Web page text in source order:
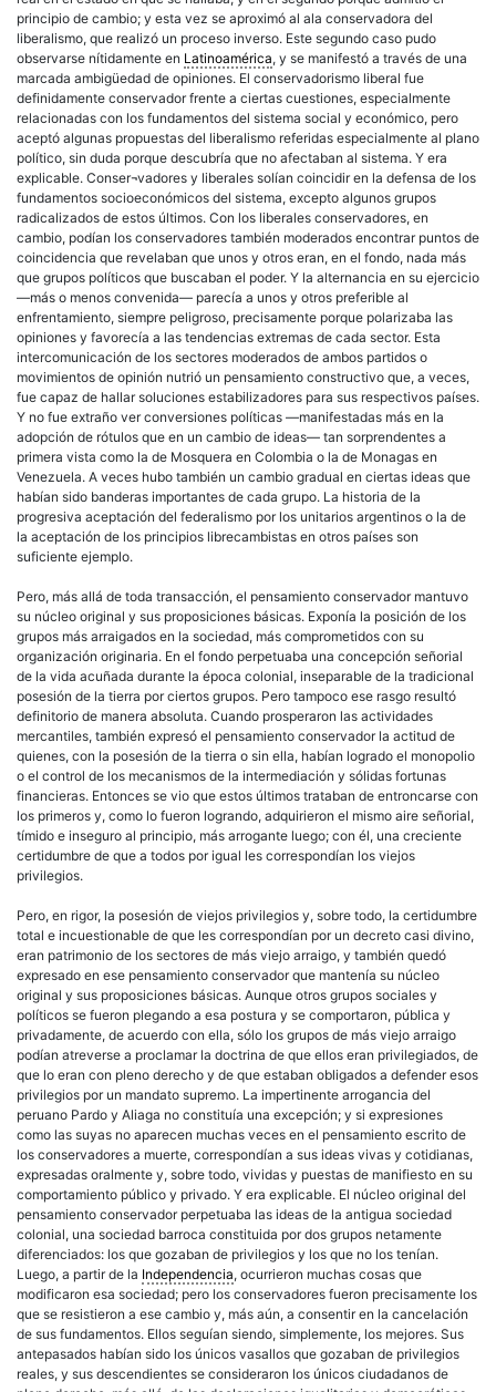
principio de cambio; y esta vez se aproximó al ala conservadora del
liberalismo, que realizó un proceso inverso. Este segundo caso pudo
observarse nítidamente en Latinoamérica, y se manifestó a través de una
marcada ambigüedad de opiniones. El conservadorismo liberal fue
definidamente conservador frente a ciertas cuestiones, especialmente
relacionadas con los fundamentos del sistema social y económico, pero
aceptó algunas propuestas del liberalismo referidas especialmente al plano
político, sin duda porque descubría que no afectaban al sistema. Y era
explicable. Conser¬vadores y liberales solían coincidir en la defensa de los
fundamentos socioeconómicos del sistema, excepto algunos grupos
radicalizados de estos últimos. Con los liberales conservadores, en
cambio, podían los conservadores también moderados encontrar puntos de
coincidencia que revelaban que unos y otros eran, en el fondo, nada más
que grupos políticos que buscaban el poder. Y la alternancia en su ejercicio
—más o menos convenida— parecía a unos y otros preferible al
enfrentamiento, siempre peligroso, precisamente porque polarizaba las
opiniones y favorecía a las tendencias extremas de cada sector. Esta
intercomunicación de los sectores moderados de ambos partidos o
movimientos de opinión nutrió un pensamiento constructivo que, a veces,
fue capaz de hallar soluciones estabilizadores para sus respectivos países.
Y no fue extraño ver conversiones políticas —manifestadas más en la
adopción de rótulos que en un cambio de ideas— tan sorprendentes a
primera vista como la de Mosquera en Colombia o la de Monagas en
Venezuela. A veces hubo también un cambio gradual en ciertas ideas que
habían sido banderas importantes de cada grupo. La historia de la
progresiva aceptación del federalismo por los unitarios argentinos o la de
la aceptación de los principios librecambistas en otros países son
suficiente ejemplo.
Pero, más allá de toda transacción, el pensamiento conservador mantuvo
su núcleo original y sus proposiciones básicas. Exponía la posición de los
grupos más arraigados en la sociedad, más comprometidos con su
organización originaria. En el fondo perpetuaba una concepción señorial
de la vida acuñada durante la época colonial, inseparable de la tradicional
posesión de la tierra por ciertos grupos. Pero tampoco ese rasgo resultó
definitorio de manera absoluta. Cuando prosperaron las actividades
mercantiles, también expresó el pensamiento conservador la actitud de
quienes, con la posesión de la tierra o sin ella, habían logrado el monopolio
o el control de los mecanismos de la intermediación y sólidas fortunas
financieras. Entonces se vio que estos últimos trataban de entroncarse con
los primeros y, como lo fueron logrando, adquirieron el mismo aire señorial,
tímido e inseguro al principio, más arrogante luego; con él, una creciente
certidumbre de que a todos por igual les correspondían los viejos
privilegios.
Pero, en rigor, la posesión de viejos privilegios y, sobre todo, la certidumbre
total e incuestionable de que les correspondían por un decreto casi divino,
eran patrimonio de los sectores de más viejo arraigo, y también quedó
expresado en ese pensamiento conservador que mantenía su núcleo
original y sus proposiciones básicas. Aunque otros grupos sociales y
políticos se fueron plegando a esa postura y se comportaron, pública y
privadamente, de acuerdo con ella, sólo los grupos de más viejo arraigo
podían atreverse a proclamar la doctrina de que ellos eran privilegiados, de
que lo eran con pleno derecho y de que estaban obligados a defender esos
privilegios por un mandato supremo. La impertinente arrogancia del
peruano Pardo y Aliaga no constituía una excepción; y si expresiones
como las suyas no aparecen muchas veces en el pensamiento escrito de
los conservadores a muerte, correspondían a sus ideas vivas y cotidianas,
expresadas oralmente y, sobre todo, vividas y puestas de manifiesto en su
comportamiento público y privado. Y era explicable. El núcleo original del
pensamiento conservador perpetuaba las ideas de la antigua sociedad
colonial, una sociedad barroca constituida por dos grupos netamente
diferenciados: los que gozaban de privilegios y los que no los tenían.
Luego, a partir de la Independencia, ocurrieron muchas cosas que
modificaron esa sociedad; pero los conservadores fueron precisamente los
que se resistieron a ese cambio y, más aún, a consentir en la cancelación
de sus fundamentos. Ellos seguían siendo, simplemente, los mejores. Sus
antepasados habían sido los únicos vasallos que gozaban de privilegios
reales, y sus descendientes se consideraron los únicos ciudadanos de